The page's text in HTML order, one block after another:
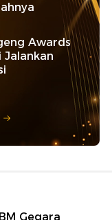
Awards
Jalankan
Gegara